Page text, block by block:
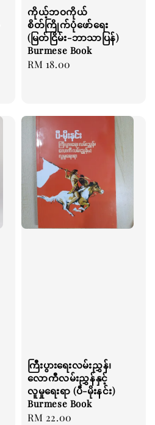
ကိုယ့်ဘဝကိုယ်
စိတ်ကြိုက်ပုံဖော်ရေး
(မြတ်ငြိမ်း-ဘာသာပြန်)
Burmese Book
Regular
RM 18.00
ကြီးပွားရေးလမ်းညွှန်၊
လောကီလမ်းညွှန်နှင့်
လူမှုရေးရာ (ပီ-မိုးနင်း)
Burmese Book
Regular
RM 22.00